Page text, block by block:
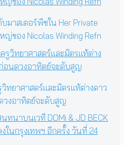
มาสเตอร์พีซใน Her Private
ญ่ของ Nicolas Winding Refn
วิทยาศาสตร์และมิตรแท้ต่างดาว
วงอาทิตย์จะดับสูญ